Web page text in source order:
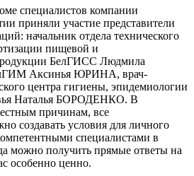
специалистов компании
приняли участие представители
начальник отдела технического
пищевой и
БелГИСС Людмила
Аксинья ЮРИНА, врач-
центра гигиены, эпидемиологии
Наталья БОРОДЕНКО. В
причинам, все
создавать условия для личного
специалистами в
можно получить прямые ответы на
особенно ценно.